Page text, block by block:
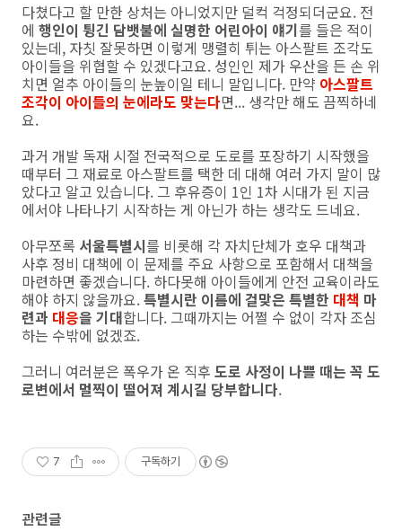
다쳤다고 할 만한 상처는 아니었지만 덜컥 걱정되더군요. 전
에 행인이 튕긴 담뱃불에 실명한 어린아이 얘기를 들은 적이
있는데, 자칫 잘못하면 이렇게 맹렬히 튀는 아스팔트 조각도
아이들을 위협할 수 있겠다고요. 성인인 제가 우산을 든 손 위
치면 얼추 아이들의 눈높이일 테니 말입니다. 만약 아스팔트
조각이 아이들의 눈에라도 맞는다면... 생각만 해도 끔찍하네
요.
과거 개발 독재 시절 전국적으로 도로를 포장하기 시작했을
때부터 그 재료로 아스팔트를 택한 데 대해 여러 가지 말이 많
았다고 알고 있습니다. 그 후유증이 1인 1차 시대가 된 지금
에서야 나타나기 시작하는 게 아닌가 하는 생각도 드네요.
아무쪼록 서울특별시를 비롯해 각 자치단체가 호우 대책과
사후 정비 대책에 이 문제를 주요 사항으로 포함해서 대책을
마련하면 좋겠습니다. 하다못해 아이들에게 안전 교육이라도
해야 하지 않을까요.특별시란 이름에 걸맞은 특별한 대책 마
련과 대응을 기대합니다. 그때까지는 어쩔 수 없이 각자 조심
하는 수밖에 없겠죠.
그러니 여러분은 폭우가 온 직후 도로 사정이 나쁠 때는 꼭 도
로변에서 멀찍이 떨어져 계시길 당부합니다.
7 구독하기
관련글